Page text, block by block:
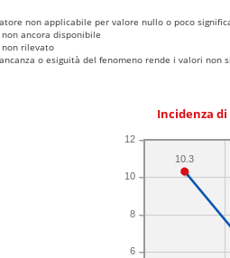
non applicabile per valore nullo o poco
non ancora disponibile
non rilevato
o esiguità del fenomeno rende i valori non
Incidenza
6
8
10
12
10.3